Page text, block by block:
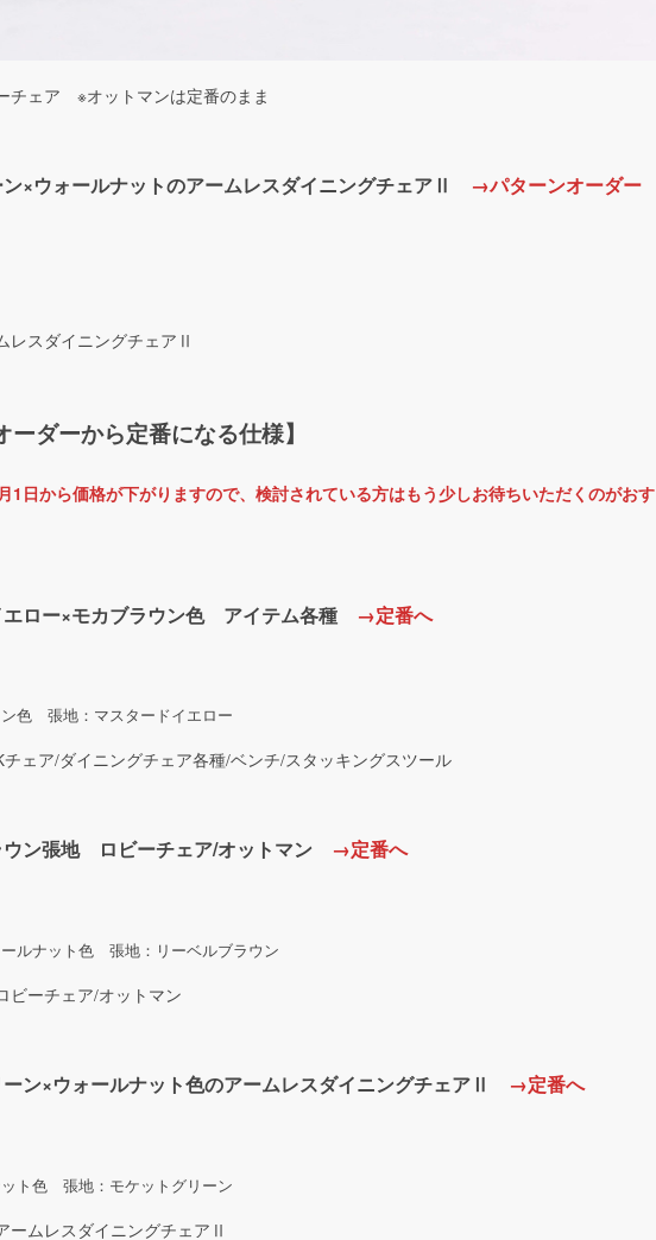
チェア ※オットマンは定番のまま
×ウォールナットのアームレスダイニングチェアⅡ →パターンオーダー
レスダイニングチェアⅡ
ーダーから定番になる仕様】
1日から価格が下がりますので、検討されている方はもう少しお待ちいただくのがおす
エロー×モカブラウン色 アイテム各種 →定番へ
色 張地：マスタードイエロー
ェア/ダイニングチェア各種/ベンチ/スタッキングスツール
ウン張地 ロビーチェア/オットマン →定番へ
ルナット色 張地：リーベルブラウン
ビーチェア/オットマン
ン×ウォールナット色のアームレスダイニングチェアⅡ →定番へ
ト色 張地：モケットグリーン
ームレスダイニングチェアⅡ